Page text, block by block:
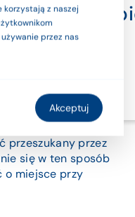
ponieważ nie wolno
przeszukany przez
się w ten sposób
o miejsce przy
Dla
etykietą.
z naszej
przez nas
Akceptuj